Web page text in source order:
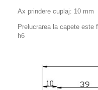
Ax prindere cuplaj: 10 mm
Prelucrarea la capete este
h6